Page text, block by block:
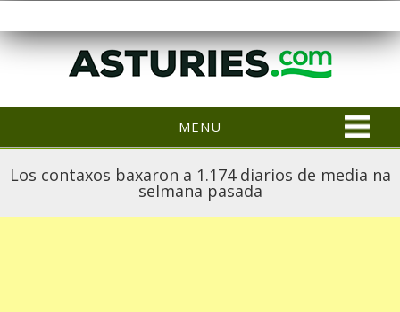
MENU
Los contaxos baxaron a 1.174 diarios de media na
selmana pasada